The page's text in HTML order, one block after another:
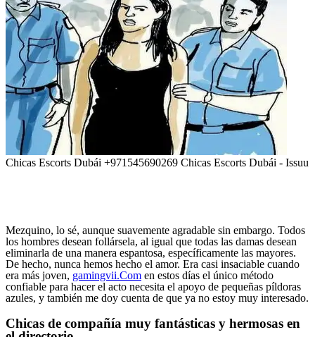
Chicas Escorts Dubái +971545690269 Chicas Escorts Dubái - Issuu
Mezquino, lo sé, aunque suavemente agradable sin embargo. Todos
los hombres desean follársela, al igual que todas las damas desean
eliminarla de una manera espantosa, específicamente las mayores.
De hecho, nunca hemos hecho el amor. Era casi insaciable cuando
era más joven, gamingvii.Com en estos días el único método
confiable para hacer el acto necesita el apoyo de pequeñas píldoras
azules, y también me doy cuenta de que ya no estoy muy interesado.
Chicas de compañía muy fantásticas y hermosas en